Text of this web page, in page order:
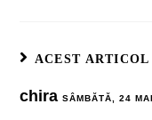
ACEST
chiraSÂMBĂTĂ, 24